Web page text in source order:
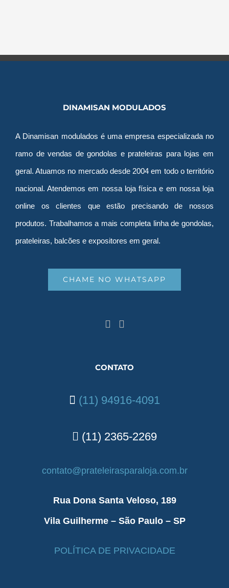
DINAMISAN MODULADOS
A Dinamisan modulados é uma empresa especializada no
ramo de vendas de gondolas e prateleiras para lojas em
geral. Atuamos no mercado desde 2004 em todo o território
nacional. Atendemos em nossa loja física e em nossa loja
online os clientes que estão precisando de nossos
produtos. Trabalhamos a mais completa linha de gondolas,
prateleiras, balcões e expositores em geral.
CHAME NO WHATSAPP
CONTATO
(11) 94916-4091
(11) 2365-2269
contato@prateleirasparaloja.com.br
Rua Dona Santa Veloso, 189
Vila Guilherme – São Paulo – SP
POLÍTICA DE PRIVACIDADE